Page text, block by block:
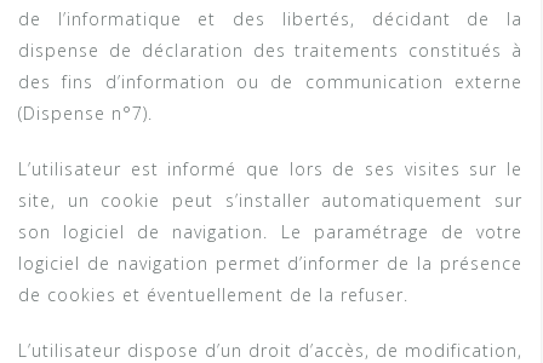
de l’informatique et des libertés, décidant de la
dispense de déclaration des traitements constitués à
des fins d’information ou de communication externe
(Dispense n°7).
L’utilisateur est informé que lors de ses visites sur le
site, un cookie peut s’installer automatiquement sur
son logiciel de navigation. Le paramétrage de votre
logiciel de navigation permet d’informer de la présence
de cookies et éventuellement de la refuser.
L’utilisateur dispose d’un droit d’accès, de modification,